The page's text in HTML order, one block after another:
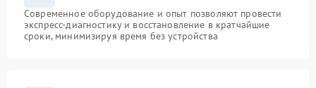
Современное оборудование и опыт позволяют провести
экспресс-диагностику и восстановление в кратчайшие
сроки, минимизируя время без устройства